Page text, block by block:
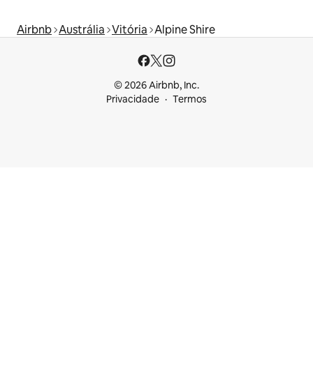
Airbnb Austrália Vitória Alpine Shire
© 2026 Airbnb, Inc.
Privacidade
Termos